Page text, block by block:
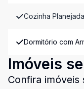
Cozinha Planejada
Dormitório com
Imóveis
Confira imóveis